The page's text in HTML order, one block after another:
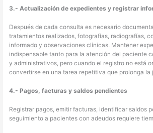
3.- Actualización de expedientes y registrar
Después de cada consulta es necesario
tratamientos realizados, fotografías, radiografías,
informado y observaciones clínicas. Mantener
indispensable tanto para la atención del paciente
y administrativos, pero cuando el registro no está
convertirse en una tarea repetitiva que prolonga la
4.- Pagos, facturas y saldos pendientes
Registrar pagos, emitir facturas, identificar saldos
seguimiento a pacientes con adeudos requiere